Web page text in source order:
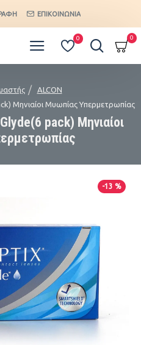
ΕΠΙΚΟΙΝΩΝΊΑ
0 0
ALCON
Μηνιαίοι Μυωπίας Υπερμετρωπίας
pack) Μηνιαίοι
-13 %